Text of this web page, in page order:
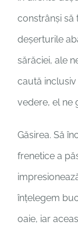
constrânși să
deșerturile
sărăciei, ale
caută
vedere, el ne
Găsirea. Să
frenetice a
înțelegem
oaie, iar